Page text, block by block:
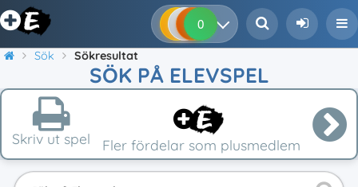
0 0 0
Sök Sökresultat
SÖK PÅ ELEVSPEL
Skriv ut spel Fler fördelar som plusmedlem